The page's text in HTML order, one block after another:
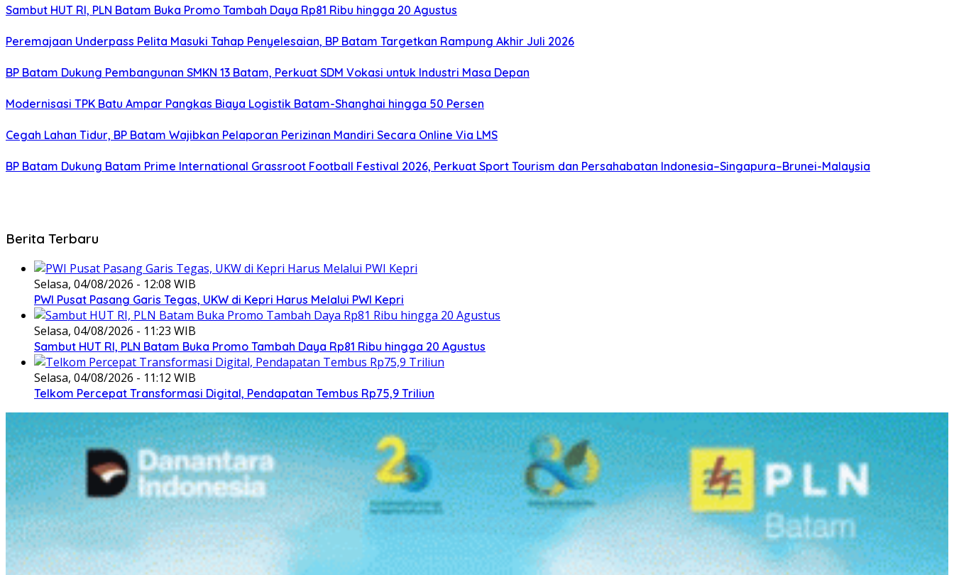
Sambut HUT RI, PLN Batam Buka Promo Tambah Daya Rp81 Ribu hingga 20 Agustus
Peremajaan Underpass Pelita Masuki Tahap Penyelesaian, BP Batam Targetkan Rampung Akhir Juli 2026
BP Batam Dukung Pembangunan SMKN 13 Batam, Perkuat SDM Vokasi untuk Industri Masa Depan
Modernisasi TPK Batu Ampar Pangkas Biaya Logistik Batam-Shanghai hingga 50 Persen
Cegah Lahan Tidur, BP Batam Wajibkan Pelaporan Perizinan Mandiri Secara Online Via LMS
BP Batam Dukung Batam Prime International Grassroot Football Festival 2026, Perkuat Sport Tourism dan Persahabatan Indonesia–Singapura–Brunei-Malaysia
Berita Terbaru
Selasa, 04/08/2026 - 12:08 WIB
PWI Pusat Pasang Garis Tegas, UKW di Kepri Harus Melalui PWI Kepri
Selasa, 04/08/2026 - 11:23 WIB
Sambut HUT RI, PLN Batam Buka Promo Tambah Daya Rp81 Ribu hingga 20 Agustus
Selasa, 04/08/2026 - 11:12 WIB
Telkom Percepat Transformasi Digital, Pendapatan Tembus Rp75,9 Triliun